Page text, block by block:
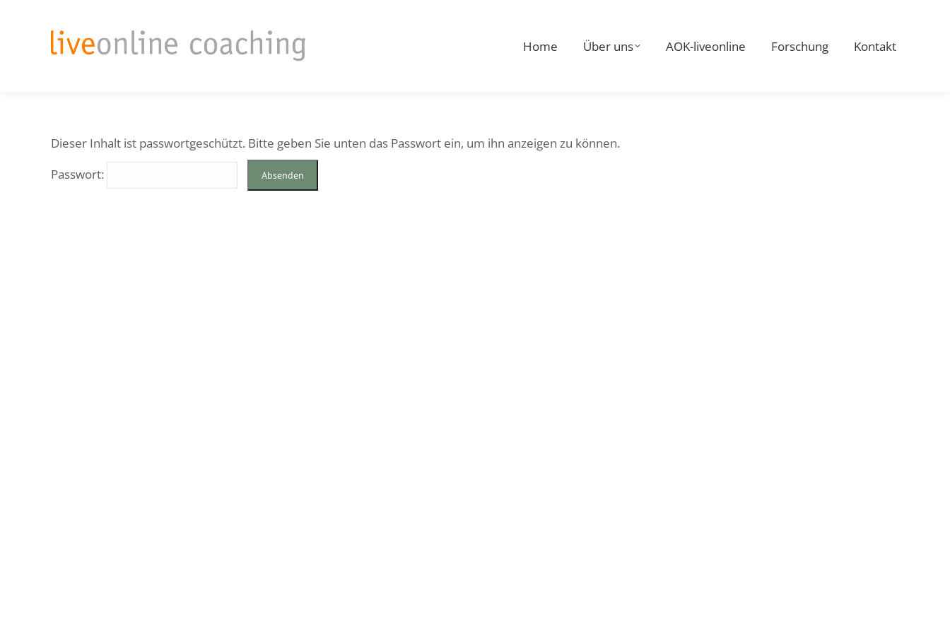
Home Über uns AOK-liveonline Forschung Kontakt
Dieser Inhalt ist passwortgeschützt. Bitte geben Sie unten das Passwort ein, um ihn anzeigen zu können.
Passwort: